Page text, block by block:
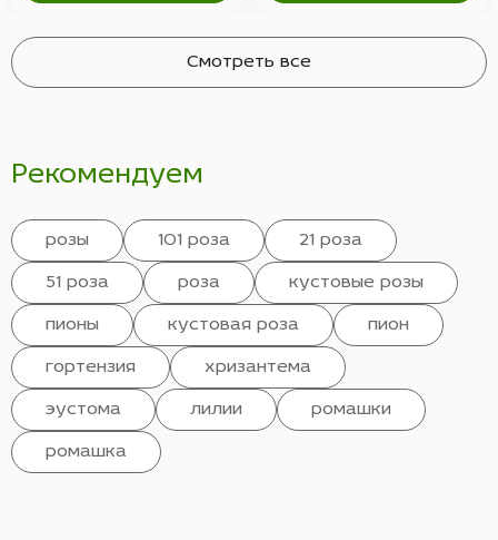
Смотреть все
Рекомендуем
розы 101 роза 21 роза
51 роза роза кустовые розы
пионы кустовая роза пион
гортензия хризантема
эустома лилии ромашки
ромашка